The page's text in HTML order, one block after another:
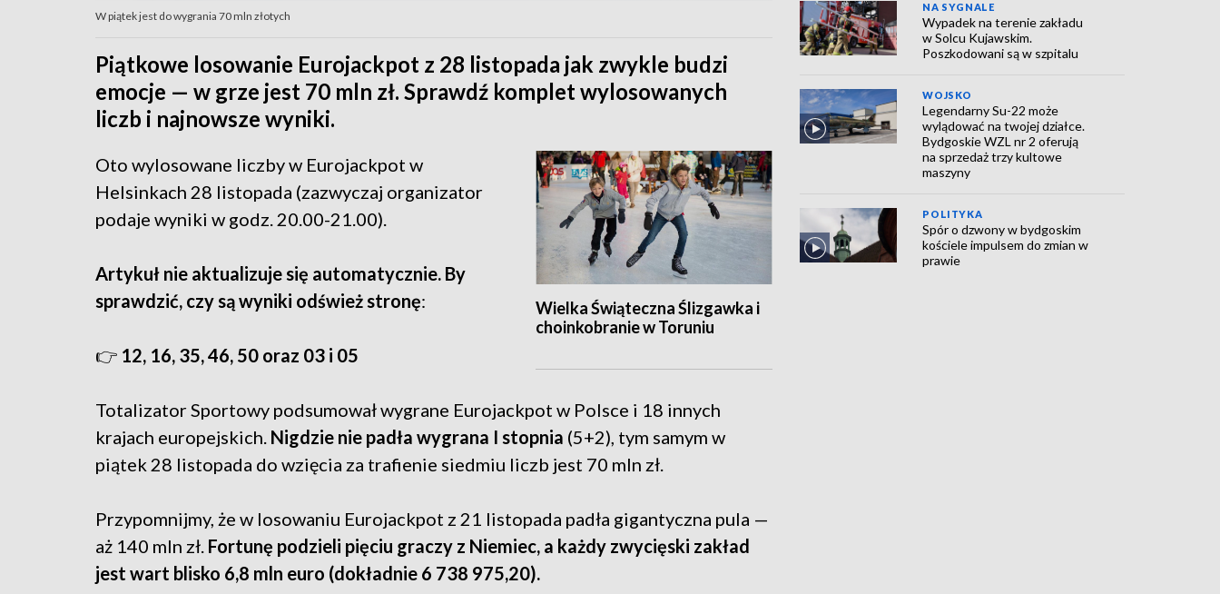
W piątek jest do wygrania 70 mln złotych
Piątkowe losowanie Eurojackpot z 28 listopada jak zwykle budzi
emocje — w grze jest 70 mln zł. Sprawdź komplet wylosowanych
liczb i najnowsze wyniki.
Wielka Świąteczna Ślizgawka i
choinkobranie w Toruniu
Oto wylosowane liczby w Eurojackpot w
Helsinkach 28 listopada (zazwyczaj organizator
podaje wyniki w godz. 20.00-21.00).
Artykuł nie aktualizuje się automatycznie. By
sprawdzić, czy są wyniki odśwież stronę:
👉 12, 16, 35, 46, 50 oraz 03 i 05
Totalizator Sportowy podsumował wygrane Eurojackpot w Polsce i 18 innych
krajach europejskich. Nigdzie nie padła wygrana I stopnia (5+2), tym samym w
piątek 28 listopada do wzięcia za trafienie siedmiu liczb jest 70 mln zł.
Przypomnijmy, że w losowaniu Eurojackpot z 21 listopada padła gigantyczna pula —
aż 140 mln zł. Fortunę podzieli pięciu graczy z Niemiec, a każdy zwycięski zakład
jest wart blisko 6,8 mln euro (dokładnie 6 738 975,20).
NA SYGNALE
Wypadek na terenie zakładu
w Solcu Kujawskim.
Poszkodowani są w szpitalu
WOJSKO
Legendarny Su-22 może
wylądować na twojej działce.
Bydgoskie WZL nr 2 oferują
na sprzedaż trzy kultowe
maszyny
POLITYKA
Spór o dzwony w bydgoskim
kościele impulsem do zmian w
prawie